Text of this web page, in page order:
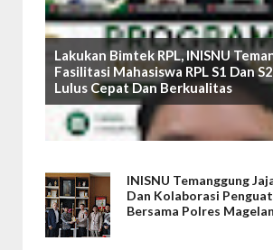
Lakukan Bimtek RPL, INISNU
Fasilitasi Mahasiswa RPL S1 Dan
Lulus Cepat Dan Berkualitas
INISNU Temanggung
Dan Kolaborasi
Bersama Polres